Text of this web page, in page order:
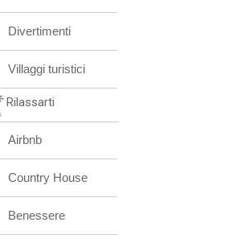
Divertimenti
Villaggi turistici
Rilassarti
Airbnb
Country House
Benessere